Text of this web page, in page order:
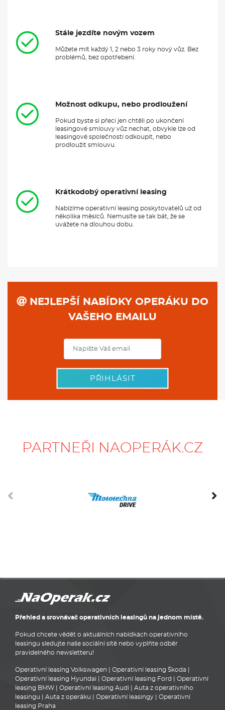
Stále jezdíte novým vozem
Můžete mít každý 1, 2 nebo 3 roky nový vůz. Bez
problémů, bez opotřebení.
Možnost odkupu, nebo prodloužení
Pokud byste si přeci jen chtěli po ukončení
leasingové smlouvy vůz nechat, obvykle lze od
leasingové společnosti odkoupit, nebo
prodloužit smlouvu.
Krátkodobý operativní leasing
Nabízíme operativní leasing poskytovatelů už od
několika měsíců. Nemusíte se tak bát, že se
uvážete na dlouhou dobu.
NEJLEPŠÍ NABÍDKY OPERÁKU DO
VAŠEHO EMAILU
PŘIHLÁSIT
PARTNEŘI NAOPERÁK.CZ
Přehled a srovnávač operativních leasingů na jednom místě.
Pokud chcete vědět o aktuálních nabídkách operativního
leasingu sledujte naše sociální sítě nebo vyplňte odběr
pravidelného newsletteru!
Operativní leasing Volkswagen Operativní leasing Škoda
Operativní leasing Hyundai
Operativní leasing Ford
Operativní
leasing BMW
Operativní leasing Audi
Auta z operativního
leasingu
Auta z operáku Operativní leasingy
Operativní
leasing Praha